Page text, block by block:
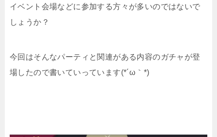
イベント会場などに参加する方々が多いのではないで
しょうか？
今回はそんなパーティと関連がある内容のガチャが登
場したので書いていっています(*´ω｀*)